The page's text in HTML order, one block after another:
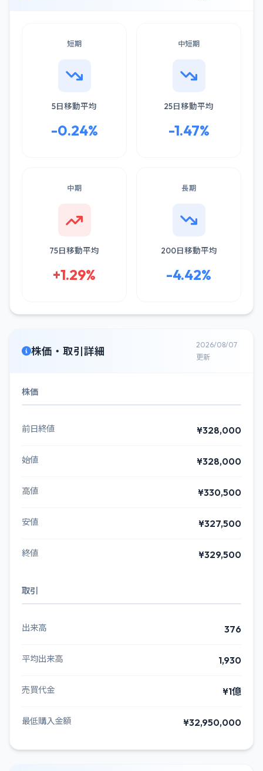
短期
5日移動平均
-0.24%
中短期
25日移動平均
-1.47%
中期
75日移動平均
+1.29%
長期
200日移動平均
-4.42%
株価・取引詳細
2026/08/07
更新
株価
前日終値 ¥328,000
始値 ¥328,000
高値 ¥330,500
安値 ¥327,500
終値 ¥329,500
取引
出来高 376
平均出来高 1,930
売買代金 ¥1億
最低購入金額 ¥32,950,000